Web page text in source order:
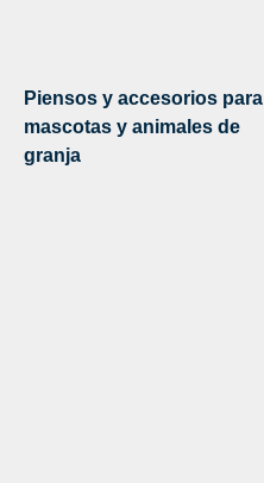
Piensos y accesorios para
mascotas y animales de
granja